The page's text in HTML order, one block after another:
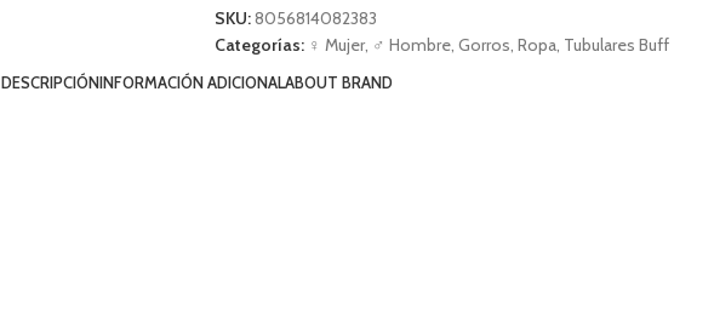
SKU:8056814082383
Categorías: ♀ Mujer, ♂ Hombre, Gorros Ropa, Tubulares Buff
DESCRIPCIÓNINFORMACIÓN ADICIONALABOUT BRAND